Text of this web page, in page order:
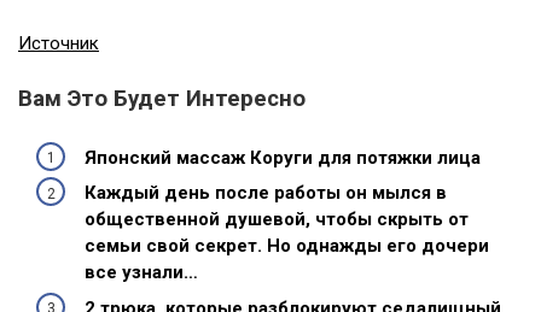
Источник
Вам Это Будет Интересно
Японский массаж Коруги для потяжки лица
Каждый день после работы он мылся в
общественной душевой, чтобы скрыть от
семьи свой секрет. Но однажды его дочери
все узнали…